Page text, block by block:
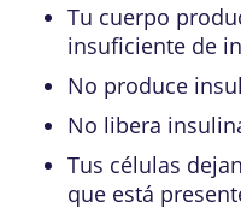
Tu cuerpo
insuficiente de
No produce
No libera
Tus células
que está